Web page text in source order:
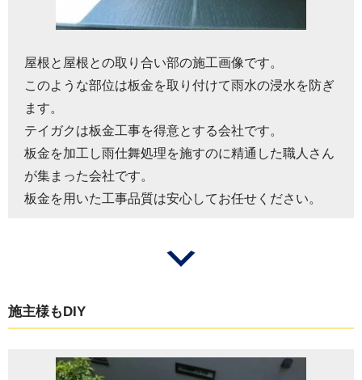
屋根と屋根との取り合い部の施工画像です。
このような部位は板金を取り付けて雨水の浸水を防ぎ
ます。
テイガクは板金工事を得意とする会社です。
板金を加工し雨仕舞処理を施すのに精通した職人さん
が集まった会社です。
板金を用いた工事品質は安心してお任せください。
施主様もDIY